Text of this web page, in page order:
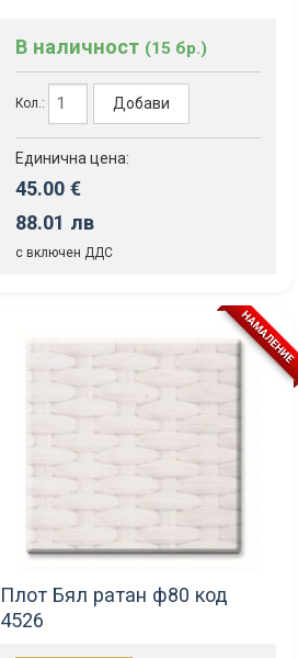
В наличност (15 бр.)
Кол.: Добави
Единична цена:
45.00 €
88.01 лв
с включен ДДС
НАМАЛЕНИЕ
Плот Бял ратан ф80 код
4526